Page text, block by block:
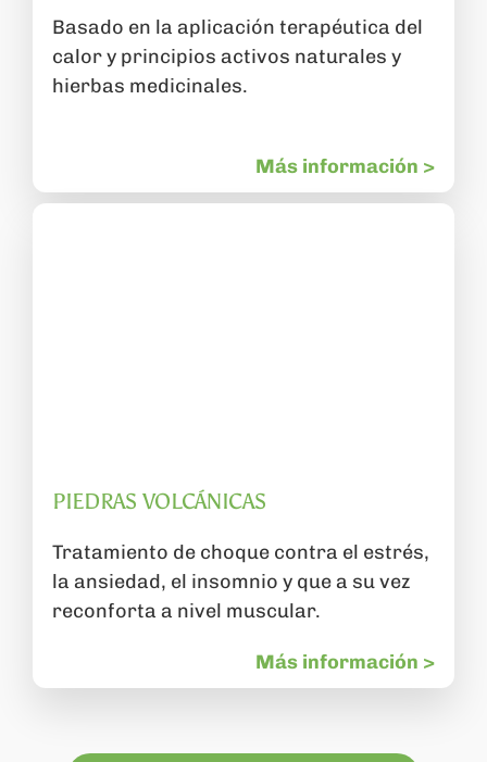
Basado en la aplicación terapéutica del
calor y principios activos naturales y
hierbas medicinales.
Más información >
PIEDRAS VOLCÁNICAS
Tratamiento de choque contra el estrés,
la ansiedad, el insomnio y que a su vez
reconforta a nivel muscular.
Más información >